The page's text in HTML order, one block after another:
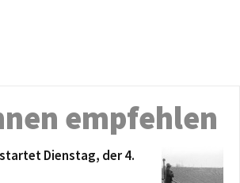
empfehlen
Dienstag, der 4.